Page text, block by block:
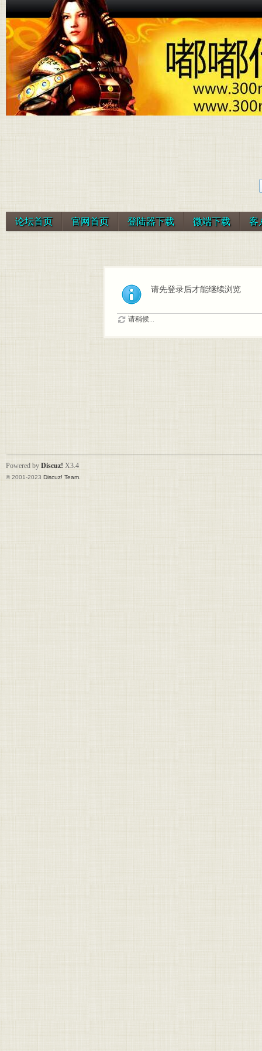
论坛首页 官网首页 登陆器下载 微端下载 客
请先登录后才能继续浏览
请稍候...
Powered by Discuz! X3.4
© 2001-2023 Discuz! Team